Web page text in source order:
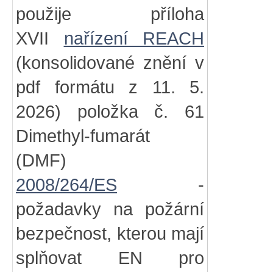
použije příloha
XVII nařízení REACH
(konsolidované znění v
pdf formátu z 11. 5.
2026) položka č. 61
Dimethyl-fumarát
(DMF)
2008/264/ES -
požadavky na požární
bezpečnost, kterou mají
splňovat EN pro